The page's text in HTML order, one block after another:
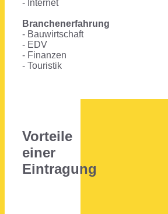
- Internet
Branchenerfahrung
- Bauwirtschaft
- EDV
- Finanzen
- Touristik
Vorteile
einer
Eintragung